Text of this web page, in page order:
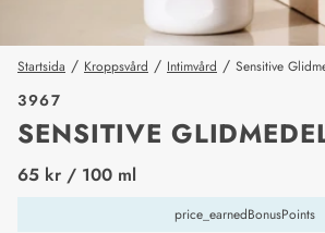
Startsida / Kroppsvård / Intimvård / Sensitive
3967
SENSITIVE
price_label
65 kr / 100 ml
price_earnedBonusPoints